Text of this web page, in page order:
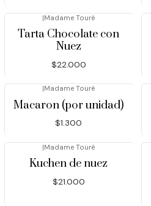
|Madame Touré
Tarta Chocolate con
Nuez
$22.000
|Madame Touré
Macaron (por unidad)
$1.300
|Madame Touré
Kuchen de nuez
$21.000